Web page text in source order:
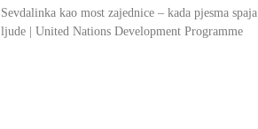
Sevdalinka kao most zajednice – kada pjesma spaja
ljude | United Nations Development Programme